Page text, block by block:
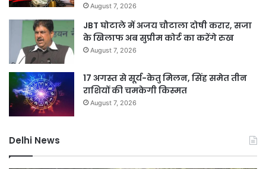
August 7, 2026
JBT घोटाले में अजय चौटाला दोषी करार, सजा
के खिलाफ अब सुप्रीम कोर्ट का करेंगे रुख
August 7, 2026
17 अगस्त से सूर्य-केतु मिलन, सिंह समेत तीन
राशियों की चमकेगी किस्मत
August 7, 2026
Delhi News